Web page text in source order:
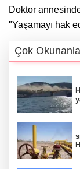
Doktor
"Yaşamayı hak
Çok